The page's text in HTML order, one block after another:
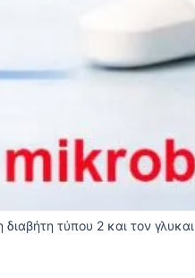
τύπου 2 και τον